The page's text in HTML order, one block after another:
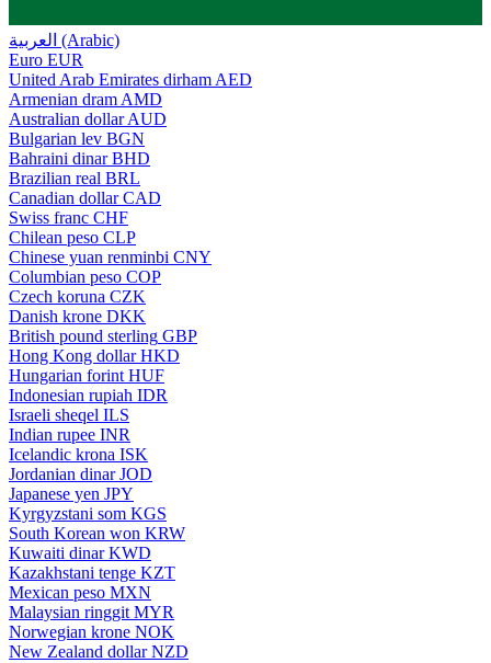
العربية (Arabic)
Euro EUR
United Arab Emirates dirham AED
Armenian dram AMD
Australian dollar AUD
Bulgarian lev BGN
Bahraini dinar BHD
Brazilian real BRL
Canadian dollar CAD
Swiss franc CHF
Chilean peso CLP
Chinese yuan renminbi CNY
Columbian peso COP
Czech koruna CZK
Danish krone DKK
British pound sterling GBP
Hong Kong dollar HKD
Hungarian forint HUF
Indonesian rupiah IDR
Israeli sheqel ILS
Indian rupee INR
Icelandic krona ISK
Jordanian dinar JOD
Japanese yen JPY
Kyrgyzstani som KGS
South Korean won KRW
Kuwaiti dinar KWD
Kazakhstani tenge KZT
Mexican peso MXN
Malaysian ringgit MYR
Norwegian krone NOK
New Zealand dollar NZD